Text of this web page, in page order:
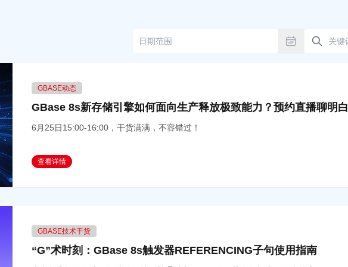
GBASE动态
GBase 8s新存储引擎如何面向生产释放极致能力？预约直播聊明白
6月25日15:00-16:00，干货满满，不容错过！
查看详情
GBASE技术干货
“G”术时刻：GBase 8s触发器REFERENCING子句使用指南